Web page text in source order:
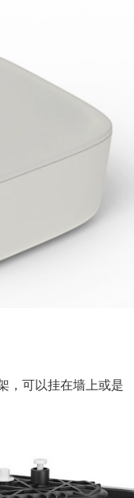
，可以挂在墙上或是